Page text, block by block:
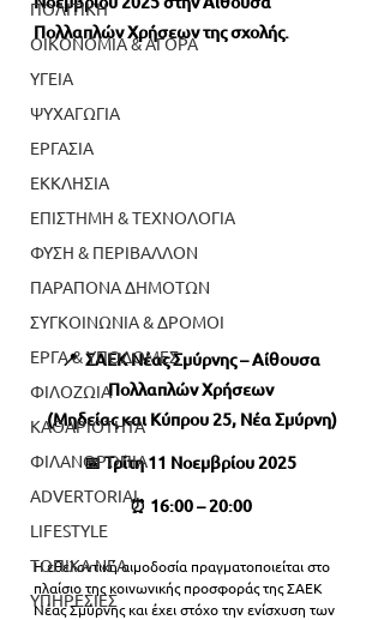
ΠΟΛΙΤΙΚΗ
ΟΙΚΟΝΟΜΙΑ & ΑΓΟΡΑ
ΥΓΕΙΑ
ΨΥΧΑΓΩΓΙΑ
ΕΡΓΑΣΙΑ
ΕΚΚΛΗΣΙΑ
ΕΠΙΣΤΗΜΗ & ΤΕΧΝΟΛΟΓΙΑ
ΦΥΣΗ & ΠΕΡΙΒΑΛΛΟΝ
ΠΑΡΑΠΟΝΑ ΔΗΜΟΤΩΝ
ΣΥΓΚΟΙΝΩΝΙΑ & ΔΡΟΜΟΙ
ΕΡΓΑ & ΥΠΟΔΟΜΕΣ
ΦΙΛΟΖΩΙΑ
ΚΑΘΑΡΙΟΤΗΤΑ
ΦΙΛΑΝΘΡΩΠΙΑ
ADVERTORIAL
LIFESTYLE
ΤΟΠΙΚΑ ΝΕΑ
ΥΠΗΡΕΣΙΕΣ
Πολλαπλών Χρήσεων της σχολής.
📍  ΣΑΕΚ Νέας Σμύρνης – Αίθουσα
Πολλαπλών Χρήσεων
(Μηδείας και Κύπρου 25, Νέα Σμύρνη)
📅 Τρίτη 11 Νοεμβρίου 2025
⏰ 16:00 – 20:00
Η εθελοντική αιμοδοσία πραγματοποιείται στο
πλαίσιο της κοινωνικής προσφοράς της ΣΑΕΚ
Νέας Σμύρνης και έχει στόχο την ενίσχυση των